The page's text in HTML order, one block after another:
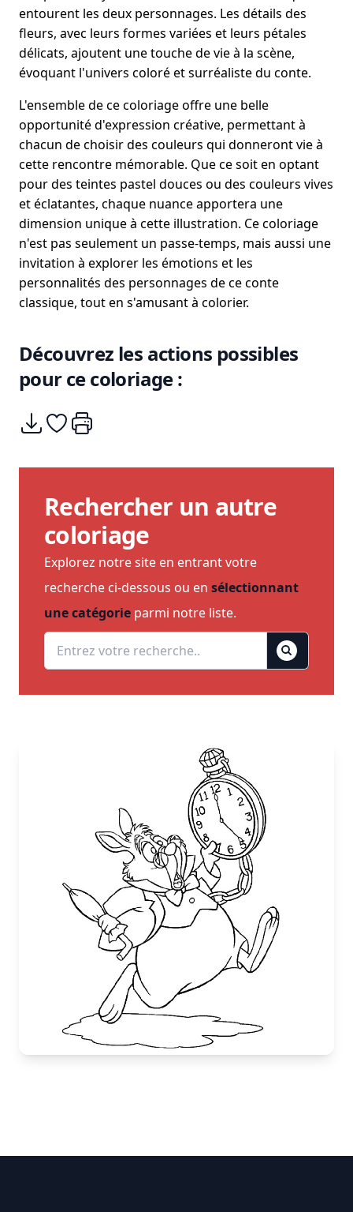
entourent les deux personnages. Les détails des
fleurs, avec leurs formes variées et leurs pétales
délicats, ajoutent une touche de vie à la scène,
évoquant l'univers coloré et surréaliste du conte.
L'ensemble de ce coloriage offre une belle
opportunité d'expression créative, permettant à
chacun de choisir des couleurs qui donneront vie à
cette rencontre mémorable. Que ce soit en optant
pour des teintes pastel douces ou des couleurs vives
et éclatantes, chaque nuance apportera une
dimension unique à cette illustration. Ce coloriage
n'est pas seulement un passe-temps, mais aussi une
invitation à explorer les émotions et les
personnalités des personnages de ce conte
classique, tout en s'amusant à colorier.
Découvrez les actions possibles
pour ce coloriage :
Télécharger
Ajouter à mes coups de coeurs
Imprimer
Rechercher un autre
coloriage
Explorez notre site en entrant votre
recherche ci-dessous ou en sélectionnant
une catégorie parmi notre liste.